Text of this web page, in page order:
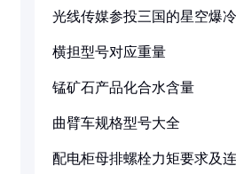
光线传媒参投三国的星空爆冷
横担型号对应重量
锰矿石产品化合水含量
曲臂车规格型号大全
配电柜母排螺栓力矩要求及